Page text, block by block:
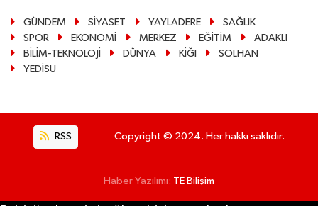
GÜNDEM SİYASET YAYLADERE
SAĞLIK
SPOR
EKONOMİ MERKEZ EĞİTİM
ADAKLI
BİLİM-TEKNOLOJİ
DÜNYA KİĞI
SOLHAN
YEDİSU
RSS Copyright © 2024. Her hakkı saklıdır.
Haber Yazılımı: TE Bilişim